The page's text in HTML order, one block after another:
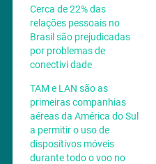
Cerca de 22% das
relações pessoais no
Brasil são prejudicadas
por problemas de
conectivi dade
TAM e LAN são as
primeiras companhias
aéreas da América do Sul
a permitir o uso de
dispositivos móveis
durante todo o voo no